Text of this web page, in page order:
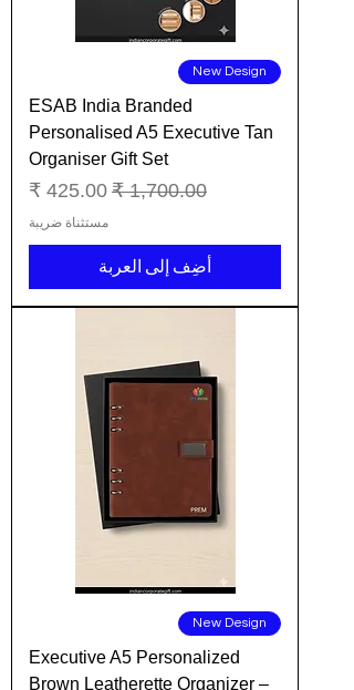
New Design
ESAB India Branded
Personalised A5 Executive Tan
Organiser Gift Set
سعر عادي سعر البيع
مستثناة ضريبة
أضِف إلى العربة
New Design
Executive A5 Personalized
Brown Leatherette Organizer –